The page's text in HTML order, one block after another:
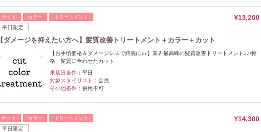
カット カラー トリートメント
平日限定
¥13,200
【ダメージを抑えたい方へ】髪質改善トリートメント＋カラー＋カット
【お手頃価格＆ダメージレスで綺麗に♪♪】業界最高峰の髪質改善トリートメント♪♪/骨
格・髪質に合わせたカット
来店日条件： 平日
対象スタイリスト： 全員
その他条件： 併用不可
カット カラー トリートメント
平日限定
¥14,300